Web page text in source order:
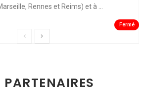
Rennes et Reims) et à ...
Fermé